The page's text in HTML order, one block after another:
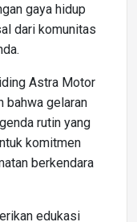
gaya hidup
dari komunitas
Astra Motor
bahwa gelaran
rutin yang
komitmen
berkendara
edukasi